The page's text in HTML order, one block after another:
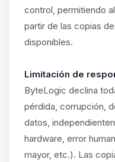
control, permitiendo
partir de las copias
disponibles.
Limitación de
ByteLogic declina
pérdida, corrupción,
datos,
hardware, error
mayor, etc.). Las